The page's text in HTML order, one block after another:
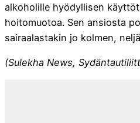
alkoholille hyödyllisen
hoitomuotoa. Sen ansiosta
sairaalastakin jo kolmen,
(Sulekha News,